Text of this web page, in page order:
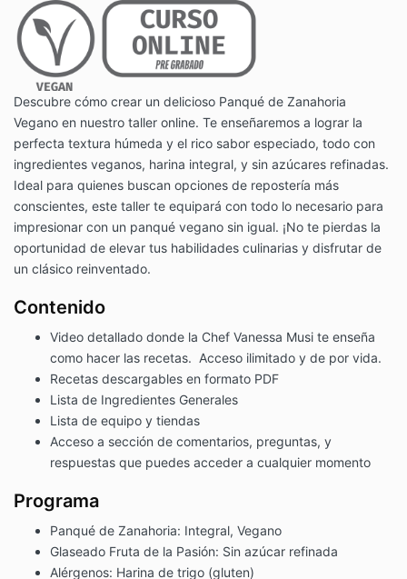
Descubre cómo crear un delicioso Panqué de Zanahoria
Vegano en nuestro taller online. Te enseñaremos a lograr la
perfecta textura húmeda y el rico sabor especiado, todo con
ingredientes veganos, harina integral, y sin azúcares refinadas.
Ideal para quienes buscan opciones de repostería más
conscientes, este taller te equipará con todo lo necesario para
impresionar con un panqué vegano sin igual. ¡No te pierdas la
oportunidad de elevar tus habilidades culinarias y disfrutar de
un clásico reinventado.
Contenido
Video detallado donde la Chef Vanessa Musi te enseña
como hacer las recetas. Acceso ilimitado y de por vida.
Recetas descargables en formato PDF
Lista de Ingredientes Generales
Lista de equipo y tiendas
Acceso a sección de comentarios, preguntas, y
respuestas que puedes acceder a cualquier momento
Programa
Panqué de Zanahoria: Integral, Vegano
Glaseado Fruta de la Pasión: Sin azúcar refinada
Alérgenos: Harina de trigo (gluten)